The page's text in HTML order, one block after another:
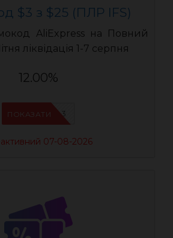
$3 з $25 (ПЛР IFS)
AliExpress на Повний
ліквідація 1-7 серпня
12.00%
IFSCDUA3
ПОКАЗАТИ
07-08-2026